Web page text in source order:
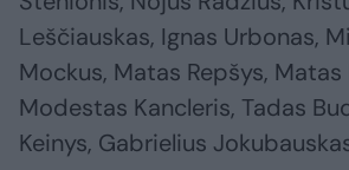
Leščiauskas, Ignas Urbonas,
Mockus, Matas Repšys,
Modestas Kancleris, Tadas
Keinys, Gabrielius